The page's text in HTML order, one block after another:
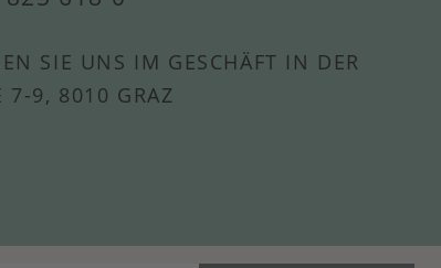
SIE UNS IM GESCHÄFT IN DER
7-9, 8010 GRAZ